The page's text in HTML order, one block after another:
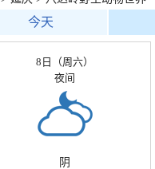
今天
8日（周六）
夜间
阴